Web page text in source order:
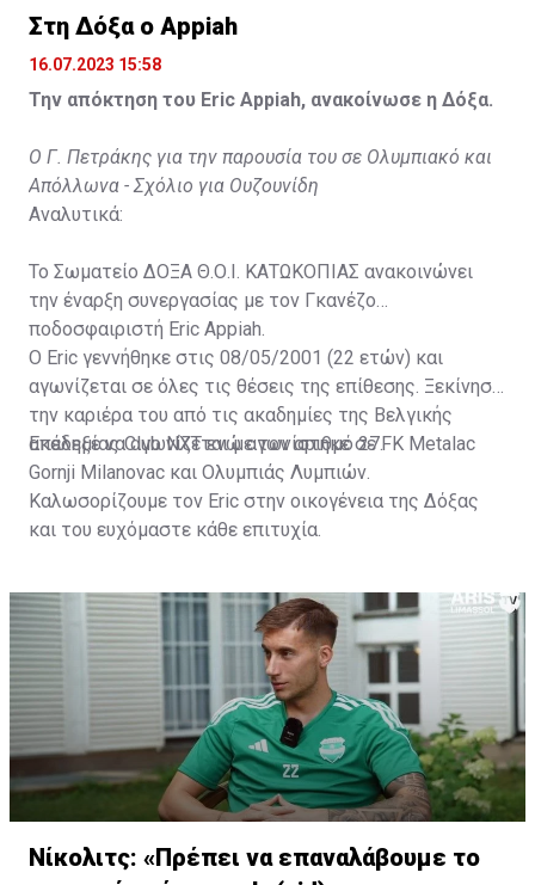
Στη Δόξα ο Appiah
16.07.2023 15:58
Την απόκτηση του Eric Appiah, ανακοίνωσε η Δόξα.
Ο Γ. Πετράκης για την παρουσία του σε Ολυμπιακό και
Απόλλωνα - Σχόλιο για Ουζουνίδη
Αναλυτικά:
Το Σωματείο ΔΟΞΑ Θ.Ο.Ι. ΚΑΤΩΚΟΠΙΑΣ ανακοινώνει
την έναρξη συνεργασίας με τον Γκανέζο
ποδοσφαιριστή Eric Appiah.
Ο Eric γεννήθηκε στις 08/05/2001 (22 ετών) και
αγωνίζεται σε όλες τις θέσεις της επίθεσης. Ξεκίνησε
την καριέρα του από τις ακαδημίες της Βελγικής
ακαδημίας Club NXT ενώ αγωνίστηκε σε FK Metalac
Gornji Milanovac και Ολυμπιάς Λυμπιών.
Επέλεξε να αγωνίζεται με τον αριθμό 27.
Καλωσορίζουμε τον Eric στην οικογένεια της Δόξας
και του ευχόμαστε κάθε επιτυχία.
Νίκολιτς: «Πρέπει να επαναλάβουμε το